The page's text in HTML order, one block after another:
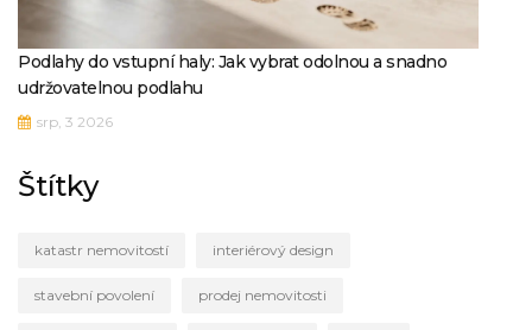
Podlahy do vstupní haly: Jak vybrat odolnou a snadno
udržovatelnou podlahu
srp, 3 2026
Štítky
katastr nemovitostí interiérový design
stavební povolení prodej nemovitosti